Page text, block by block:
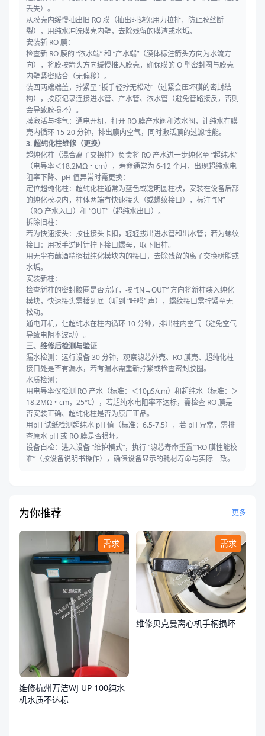
丢失）。
从膜壳内缓慢抽出旧 RO 膜（抽出时避免用力拉扯，防止膜丝断
裂），用纯水冲洗膜壳内壁，去除残留的膜渣或水垢。
安装新 RO 膜：
检查新 RO 膜的 “浓水端” 和 “产水端”（膜体标注箭头方向为水流方
向），将膜按箭头方向缓慢推入膜壳，确保膜的 O 型密封圈与膜壳
内壁紧密贴合（无偏移）。
装回两端端盖，拧紧至 “扳手轻拧无松动”（过紧会压坏膜的密封结
构），按原记录连接进水管、产水管、浓水管（避免管路接反，否则
会导致膜损坏）。
膜激活与排气：通电开机，打开 RO 膜产水阀和浓水阀，让纯水在膜
壳内循环 15-20 分钟，排出膜内空气，同时激活膜的过滤性能。
3. 超纯化柱维修（更换）
超纯化柱（混合离子交换柱）负责将 RO 产水进一步纯化至 “超纯水”
（电导率＜18.2MΩ・cm），寿命通常为 6-12 个月，出现超纯水电
阻率下降、pH 值异常时需更换：
定位超纯化柱：超纯化柱通常为蓝色或透明圆柱状，安装在设备后部
的纯化模块内，柱体两端有快速接头（或螺纹接口），标注 “IN”
（RO 产水入口）和 “OUT”（超纯水出口）。
拆除旧柱：
若为快速接头：按住接头卡扣，轻轻拔出进水管和出水管；若为螺纹
接口：用扳手逆时针拧下接口螺母，取下旧柱。
用无尘布蘸酒精擦拭纯化模块内的接口，去除残留的离子交换树脂或
水垢。
安装新柱：
检查新柱的密封胶圈是否完好，按 “IN→OUT” 方向将新柱装入纯化
模块，快速接头需插到底（听到 “咔嗒” 声），螺纹接口需拧紧至无
松动。
通电开机，让超纯水在柱内循环 10 分钟，排出柱内空气（避免空气
导致电阻率波动）。
三、维修后检测与验证
漏水检测：运行设备 30 分钟，观察滤芯外壳、RO 膜壳、超纯化柱
接口处是否有漏水，若有漏水需重新拧紧或检查密封胶圈。
水质检测：
用电导率仪检测 RO 产水（标准：＜10μS/cm）和超纯水（标准：＞
18.2MΩ・cm，25℃），若超纯水电阻率不达标，需检查 RO 膜是
否安装正确、超纯化柱是否为原厂正品。
用pH 试纸检测超纯水 pH 值（标准：6.5-7.5），若 pH 异常，需排
查原水 pH 或 RO 膜是否损坏。
设备自检：进入设备 “维护模式”，执行 “滤芯寿命重置”“RO 膜性能校
准”（按设备说明书操作），确保设备显示的耗材寿命与实际一致。
为你推荐 更多
需求
维修杭州万洁WJ UP 100纯水
机水质不达标
需求
维修贝克曼离心机手柄损坏